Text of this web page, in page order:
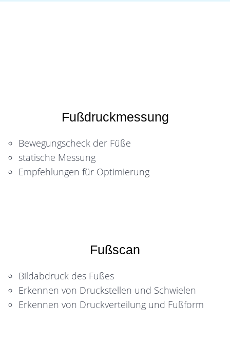
Fußdruckmessung
Bewegungscheck der Füße
statische Messung
Empfehlungen für Optimierung
Fußscan
Bildabdruck des Fußes
Erkennen von Druckstellen und Schwielen
Erkennen von Druckverteilung und Fußform